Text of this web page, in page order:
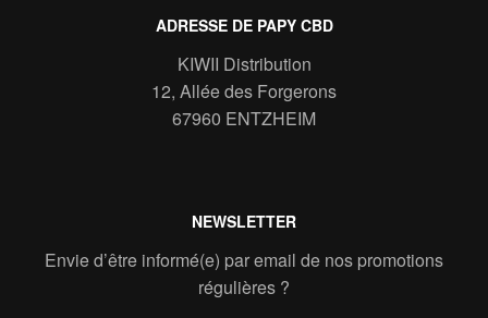
ADRESSE DE PAPY CBD
KIWII Distribution
12, Allée des Forgerons
67960 ENTZHEIM
NEWSLETTER
Envie d’être informé(e) par email de nos promotions
régulières ?